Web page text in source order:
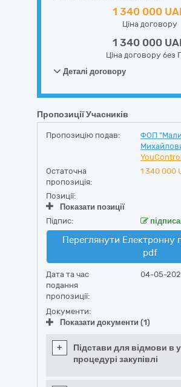
1 340 000
Ціна договору
1 340 000
Ціна договору без
Деталі договору
Пропозиції Учасників
Пропозицію подав:
ФОП
Остаточна
пропозиція:
1 340 000
Позиції:
Показати позиції
Підпис:
Переглянути Електронну
pdf
Дата та час
подання
пропозиції:
04-05-
Документи:
Показати документи (1)
+
Підстави для відмови в
процедурі закупівлі